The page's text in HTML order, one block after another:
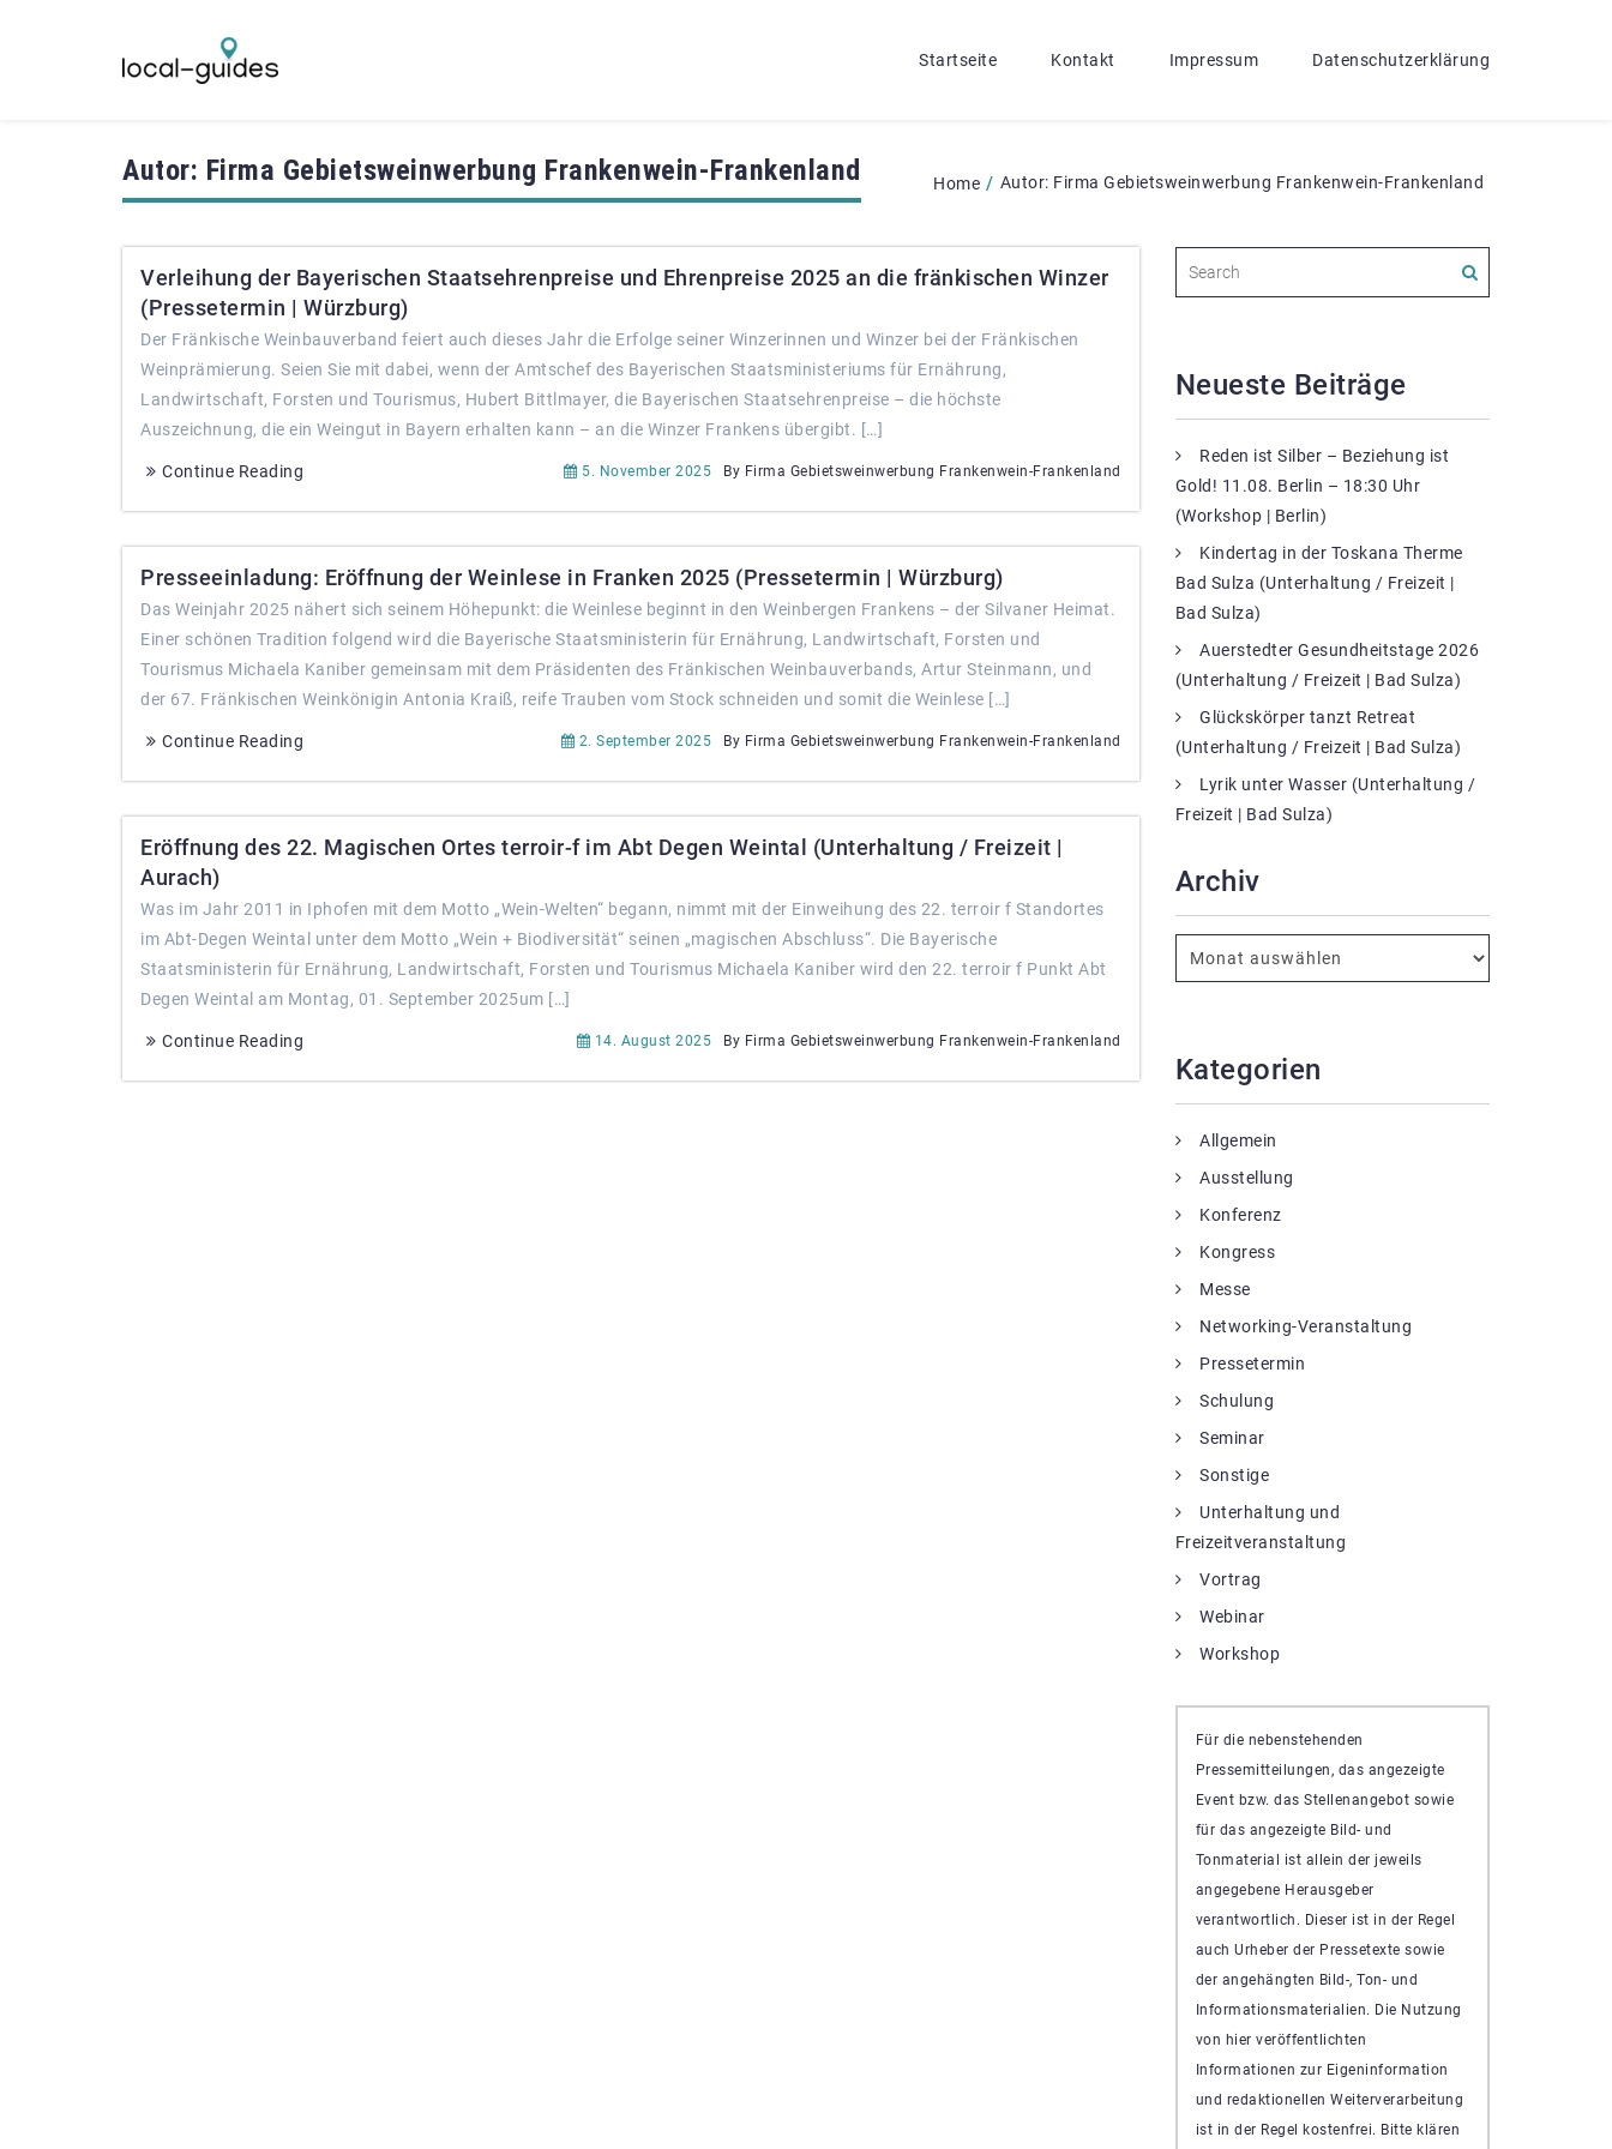
Startseite Kontakt Impressum Datenschutzerklärung
Autor: Firma Gebietsweinwerbung Frankenwein-Frankenland Home / Autor: Firma Gebietsweinwerbung Frankenwein-Frankenland
Verleihung der Bayerischen Staatsehrenpreise und Ehrenpreise 2025 an die fränkischen Winzer
(Pressetermin | Würzburg)
Der Fränkische Weinbauverband feiert auch dieses Jahr die Erfolge seiner Winzerinnen und Winzer bei der Fränkischen
Weinprämierung. Seien Sie mit dabei, wenn der Amtschef des Bayerischen Staatsministeriums für Ernährung,
Landwirtschaft, Forsten und Tourismus, Hubert Bittlmayer, die Bayerischen Staatsehrenpreise – die höchste
Auszeichnung, die ein Weingut in Bayern erhalten kann – an die Winzer Frankens übergibt. […]
Continue Reading 5. November 2025 By Firma Gebietsweinwerbung Frankenwein-Frankenland
Presseeinladung: Eröffnung der Weinlese in Franken 2025 (Pressetermin | Würzburg)
Das Weinjahr 2025 nähert sich seinem Höhepunkt: die Weinlese beginnt in den Weinbergen Frankens – der Silvaner Heimat.
Einer schönen Tradition folgend wird die Bayerische Staatsministerin für Ernährung, Landwirtschaft, Forsten und
Tourismus Michaela Kaniber gemeinsam mit dem Präsidenten des Fränkischen Weinbauverbands, Artur Steinmann, und
der 67. Fränkischen Weinkönigin Antonia Kraiß, reife Trauben vom Stock schneiden und somit die Weinlese […]
Continue Reading 2. September 2025 By Firma Gebietsweinwerbung Frankenwein-Frankenland
Eröffnung des 22. Magischen Ortes terroir-f im Abt Degen Weintal (Unterhaltung / Freizeit |
Aurach)
Was im Jahr 2011 in Iphofen mit dem Motto „Wein-Welten“ begann, nimmt mit der Einweihung des 22. terroir f Standortes
im Abt-Degen Weintal unter dem Motto „Wein + Biodiversität“ seinen „magischen Abschluss“. Die Bayerische
Staatsministerin für Ernährung, Landwirtschaft, Forsten und Tourismus Michaela Kaniber wird den 22. terroir f Punkt Abt
Degen Weintal am Montag, 01. September 2025um […]
Continue Reading 14. August 2025 By Firma Gebietsweinwerbung Frankenwein-Frankenland
Neueste Beiträge
Reden ist Silber – Beziehung ist
Gold! 11.08. Berlin – 18:30 Uhr
(Workshop | Berlin)
Kindertag in der Toskana Therme
Bad Sulza (Unterhaltung / Freizeit |
Bad Sulza)
Auerstedter Gesundheitstage 2026
(Unterhaltung / Freizeit | Bad Sulza)
Glückskörper tanzt Retreat
(Unterhaltung / Freizeit | Bad Sulza)
Lyrik unter Wasser (Unterhaltung /
Freizeit | Bad Sulza)
Archiv
Kategorien
Allgemein
Ausstellung
Konferenz
Kongress
Messe
Networking-Veranstaltung
Pressetermin
Schulung
Seminar
Sonstige
Unterhaltung und
Freizeitveranstaltung
Vortrag
Webinar
Workshop
Für die nebenstehenden
Pressemitteilungen, das angezeigte
Event bzw. das Stellenangebot sowie
für das angezeigte Bild- und
Tonmaterial ist allein der jeweils
angegebene Herausgeber
verantwortlich. Dieser ist in der Regel
auch Urheber der Pressetexte sowie
der angehängten Bild-, Ton- und
Informationsmaterialien. Die Nutzung
von hier veröffentlichten
Informationen zur Eigeninformation
und redaktionellen Weiterverarbeitung
ist in der Regel kostenfrei. Bitte klären